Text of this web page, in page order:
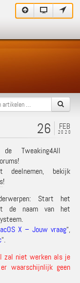
FEB
2020
26
Tweaking4All
bekijk
!
Start het
de naam van het
X – Jouw vraag“,
“.
zal niet werken als je
waarschijnlijk geen